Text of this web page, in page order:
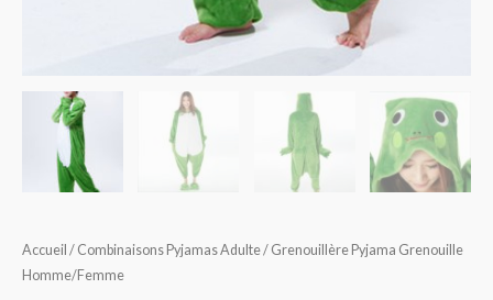
Accueil / Combinaisons Pyjamas Adulte/ Grenouillère Pyjama Grenouille
Homme/Femme